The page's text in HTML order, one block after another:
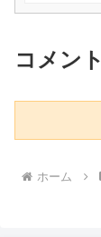
コメント
ホーム